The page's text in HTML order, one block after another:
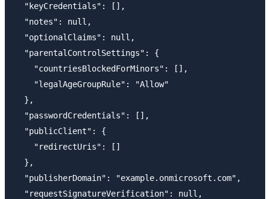
  "keyCredentials": [],
  "notes": null,
  "optionalClaims": null,
  "parentalControlSettings": {
    "countriesBlockedForMinors": [],
    "legalAgeGroupRule": "Allow"
  },
  "passwordCredentials": [],
  "publicClient": {
    "redirectUris": []
  },
  "publisherDomain": "example.onmicrosoft.com",
  "requestSignatureVerification": null,